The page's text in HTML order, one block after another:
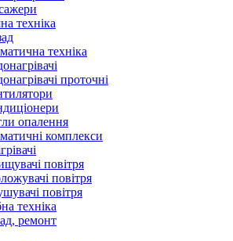
техніка
техніка
проточні
опалення
комплекси
повітря
повітря
повітря
техніка
ремонт